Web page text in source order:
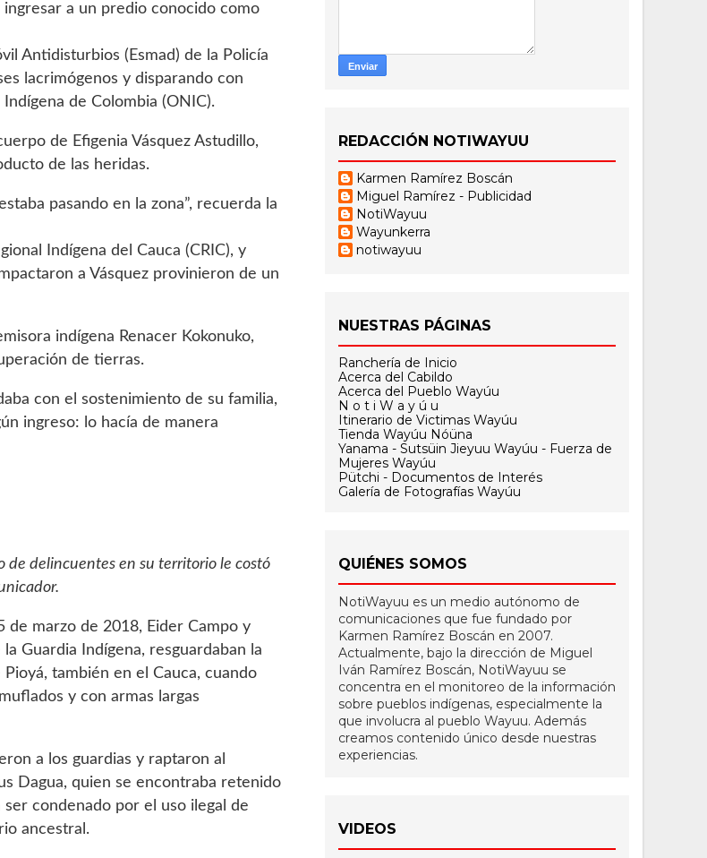
a un predio conocido como
Antidisturbios (Esmad) de la Policía
lacrimógenos y disparando con
de Colombia (ONIC).
de Efigenia Vásquez Astudillo,
de las heridas.
pasando en la zona”, recuerda la
Indígena del Cauca (CRIC), y
a Vásquez provinieron de un
indígena Renacer Kokonuko,
de tierras.
con el sostenimiento de su familia,
ingreso: lo hacía de manera
de delincuentes en su territorio le costó
de marzo de 2018, Eider Campo y
Guardia Indígena, resguardaban la
también en el Cauca, cuando
y con armas largas
a los guardias y raptaron al
Dagua, quien se encontraba retenido
condenado por el uso ilegal de
ancestral.
REDACCIÓN NOTIWAYUU
Karmen Ramírez Boscán
Miguel Ramírez - Publicidad
NotiWayuu
Wayunkerra
notiwayuu
NUESTRAS PÁGINAS
Ranchería de Inicio
Acerca del Cabildo
Acerca del Pueblo Wayúu
N o t i W a y ú u
Itinerario de Victimas Wayúu
Tienda Wayúu Nóüna
Yanama - Sutsüin Jieyuu Wayúu - Fuerza de
Mujeres Wayúu
Pütchi - Documentos de Interés
Galería de Fotografías Wayúu
QUIÉNES SOMOS
NotiWayuu es un medio autónomo de
comunicaciones que fue fundado por
Karmen Ramírez Boscán en 2007.
Actualmente, bajo la dirección de Miguel
Iván Ramírez Boscán, NotiWayuu se
concentra en el monitoreo de la información
sobre pueblos indígenas, especialmente la
que involucra al pueblo Wayuu. Además
creamos contenido único desde nuestras
experiencias.
VIDEOS